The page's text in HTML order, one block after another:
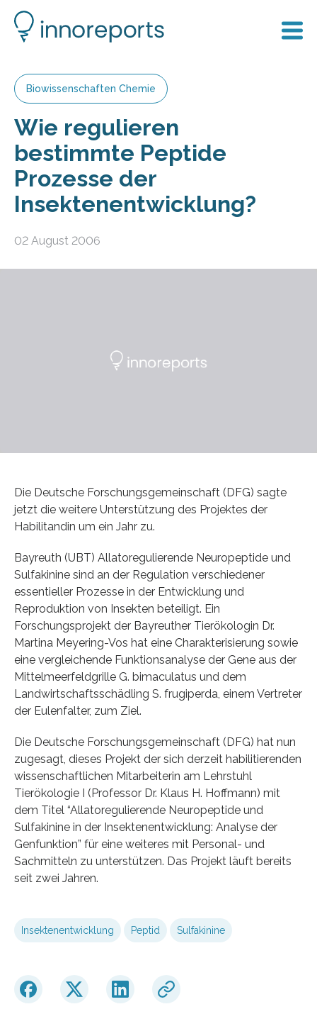
Biowissenschaften Chemie
Wie regulieren
bestimmte Peptide
Prozesse der
Insektenentwicklung?
02 August 2006
Die Deutsche Forschungsgemeinschaft (DFG) sagte
jetzt die weitere Unterstützung des Projektes der
Habilitandin um ein Jahr zu.
Bayreuth (UBT) Allatoregulierende Neuropeptide und
Sulfakinine sind an der Regulation verschiedener
essentieller Prozesse in der Entwicklung und
Reproduktion von Insekten beteiligt. Ein
Forschungsprojekt der Bayreuther Tierökologin Dr.
Martina Meyering-Vos hat eine Charakterisierung sowie
eine vergleichende Funktionsanalyse der Gene aus der
Mittelmeerfeldgrille G. bimaculatus und dem
Landwirtschaftsschädling S. frugiperda, einem Vertreter
der Eulenfalter, zum Ziel.
Die Deutsche Forschungsgemeinschaft (DFG) hat nun
zugesagt, dieses Projekt der sich derzeit habilitierenden
wissenschaftlichen Mitarbeiterin am Lehrstuhl
Tierökologie I (Professor Dr. Klaus H. Hoffmann) mit
dem Titel “Allatoregulierende Neuropeptide und
Sulfakinine in der Insektenentwicklung: Analyse der
Genfunktion” für eine weiteres mit Personal- und
Sachmitteln zu unterstützen. Das Projekt läuft bereits
seit zwei Jahren.
Insektenentwicklung Peptid Sulfakinine